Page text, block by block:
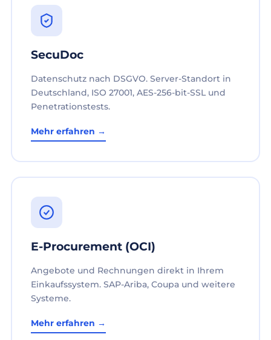
SecuDoc
Datenschutz nach DSGVO. Server-Standort in
Deutschland, ISO 27001, AES-256-bit-SSL und
Penetrationstests.
Mehr erfahren →
E-Procurement (OCI)
Angebote und Rechnungen direkt in Ihrem
Einkaufssystem. SAP-Ariba, Coupa und weitere
Systeme.
Mehr erfahren →